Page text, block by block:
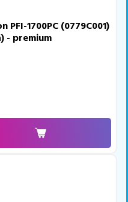
1700PC (0779C001)
- premium